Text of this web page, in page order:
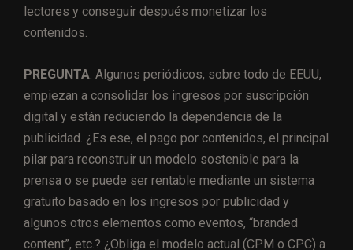
lectores y conseguir después monetizar los
contenidos.
PREGUNTA . Algunos periódicos, sobre todo de EEUU,
empiezan a consolidar los ingresos por suscripción
digital y están reduciendo la dependencia de la
publicidad. ¿Es ese, el pago por contenidos, el principal
pilar para reconstruir un modelo sostenible para la
prensa o se puede ser rentable mediante un sistema
gratuito basado en los ingresos por publicidad y
algunos otros elementos como eventos, “branded
content”, etc.? ¿Obliga el modelo actual (CPM o CPC) a